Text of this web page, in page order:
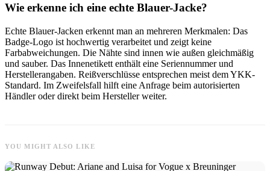
Wie erkenne ich eine echte Blauer-Jacke?
Echte Blauer-Jacken erkennt man an mehreren Merkmalen: Das
Badge-Logo ist hochwertig verarbeitet und zeigt keine
Farbabweichungen. Die Nähte sind innen wie außen gleichmäßig
und sauber. Das Innenetikett enthält eine Seriennummer und
Herstellerangaben. Reißverschlüsse entsprechen meist dem YKK-
Standard. Im Zweifelsfall hilft eine Anfrage beim autorisierten
Händler oder direkt beim Hersteller weiter.
YOU MIGHT ALSO LIKE